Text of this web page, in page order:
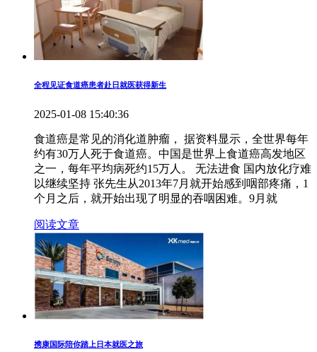
全程见证食道癌患者赴日就医获得新生
2025-01-08 15:40:36
食道癌是常见的消化道肿瘤， 据资料显示，全世界每年
约有30万人死于食道癌。中国是世界上食道癌高发地区
之一，每年平均病死约15万人。 无法进食 国内放化疗难
以继续坚持 张先生从2013年7月就开始感到咽部疼痛，1
个月之后，就开始出现了明显的吞咽困难。9月就
阅读文章
携康国际陪你踏上日本就医之旅